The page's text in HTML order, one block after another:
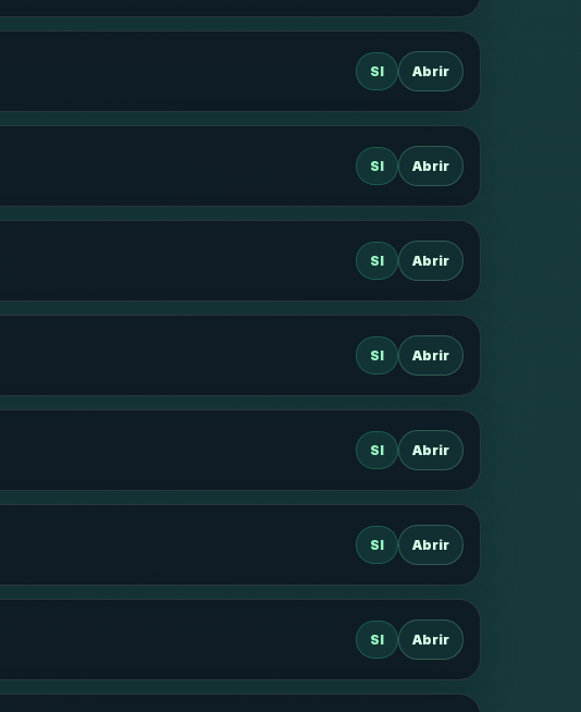
SI Abrir
SI Abrir
SI Abrir
SI Abrir
SI Abrir
SI Abrir
SI Abrir